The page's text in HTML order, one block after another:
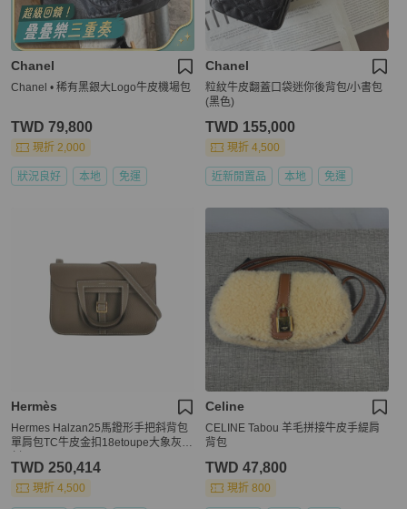
Chanel
Chanel • 稀有黑銀大Logo牛皮機場包
TWD 79,800
現折 2,000
狀況良好 本地 免運
Chanel
粒紋牛皮翻蓋口袋迷你後背包/小書包
(黑色)
TWD 155,000
現折 4,500
近新閒置品 本地 免運
Hermès
Hermes Halzan25馬鐙形手把斜背包
單肩包TC牛皮金扣18etoupe大象灰Y
TWD 250,414
現折 4,500
Celine
CELINE Tabou 羊毛拼接牛皮手緹肩
背包
TWD 47,800
現折 800